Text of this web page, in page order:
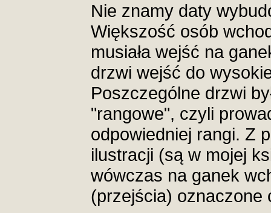
Nie znamy daty
Większość osób
musiała wejść na
drzwi wejść do
Poszczególne drzwi
"rangowe", czyli
odpowiedniej rangi. Z
ilustracji (są w mojej
wówczas na ganek
(przejścia) oznaczone